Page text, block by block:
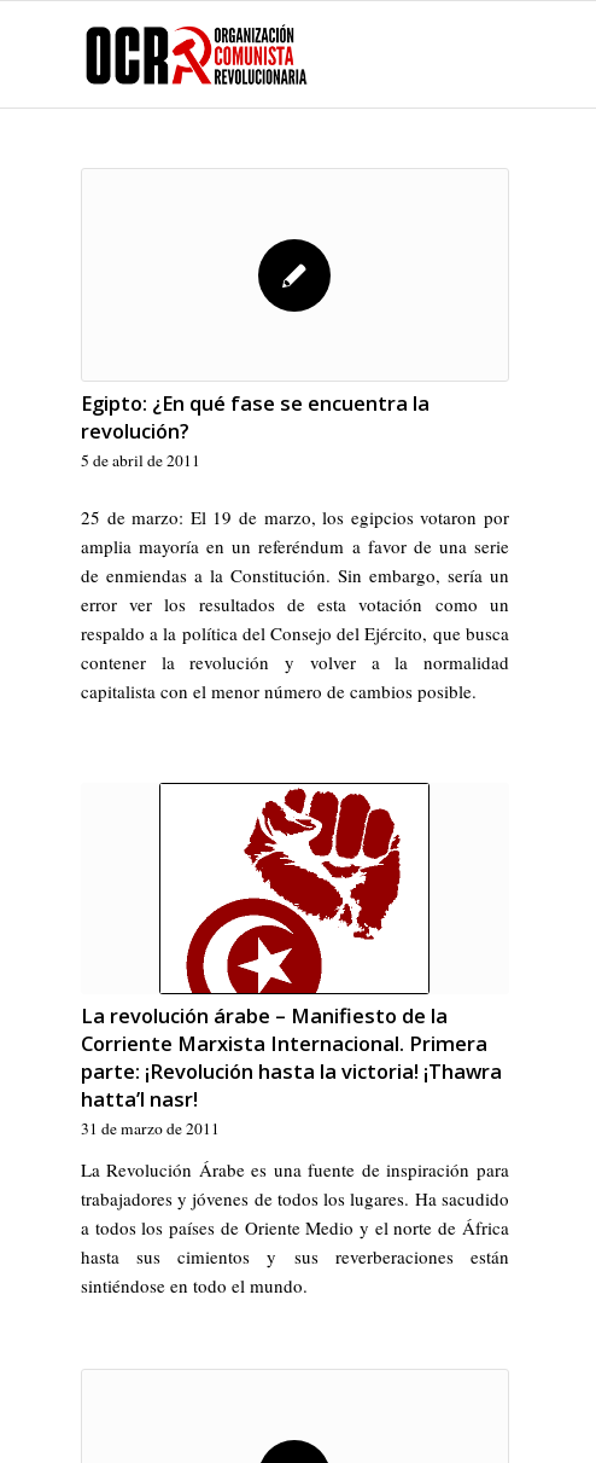
Egipto: ¿En qué fase se encuentra la
revolución?
5 de abril de 2011
25 de marzo: El 19 de marzo, los egipcios votaron por
amplia mayoría en un referéndum a favor de una serie
de enmiendas a la Constitución. Sin embargo, sería un
error ver los resultados de esta votación como un
respaldo a la política del Consejo del Ejército, que busca
contener la revolución y volver a la normalidad
capitalista con el menor número de cambios posible.
La revolución árabe – Manifiesto de la
Corriente Marxista Internacional. Primera
parte: ¡Revolución hasta la victoria! ¡Thawra
hatta’l nasr!
31 de marzo de 2011
La Revolución Árabe es una fuente de inspiración para
trabajadores y jóvenes de todos los lugares. Ha sacudido
a todos los países de Oriente Medio y el norte de África
hasta sus cimientos y sus reverberaciones están
sintiéndose en todo el mundo.